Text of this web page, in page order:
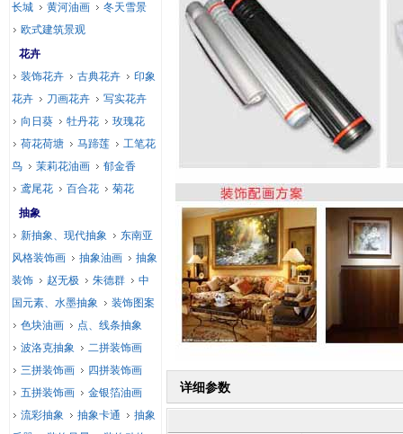
详细参数
长城
黄河油画
冬天雪景
欧式建筑景观
花卉
装饰花卉
古典花卉
印象
花卉
刀画花卉
写实花卉
向日葵
牡丹花
玫瑰花
荷花荷塘
马蹄莲
工笔花
鸟
茉莉花油画
郁金香
鸢尾花
百合花
菊花
抽象
新抽象、现代抽象
东南亚
风格装饰画
抽象油画
抽象
装饰
赵无极 朱德群
中
国元素、水墨抽象
装饰图案
色块油画
点、线条抽象
波洛克抽象
二拼装饰画
三拼装饰画
四拼装饰画
五拼装饰画
金银箔油画
流彩抽象
抽象卡通
抽象